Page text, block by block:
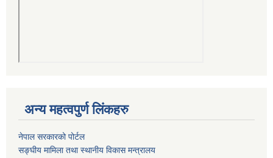
अन्य महत्वपुर्ण लिंकहरु
नेपाल सरकारको पोर्टल
सङ्घीय मामिला तथा स्थानीय विकास मन्त्रालय